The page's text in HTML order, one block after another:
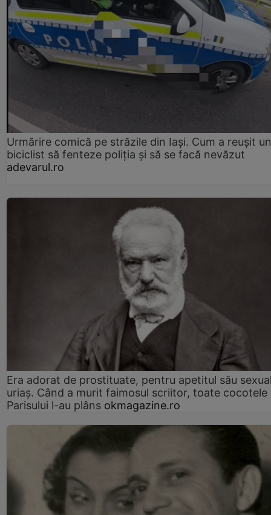
Urmărire comică pe străzile din Iași. Cum a reușit un
biciclist să fenteze poliția și să se facă nevăzut
adevarul.ro
Era adorat de prostituate, pentru apetitul său
uriaș. Când a murit faimosul scriitor, toate cocotele
Parisului l-au plâns okmagazine.ro